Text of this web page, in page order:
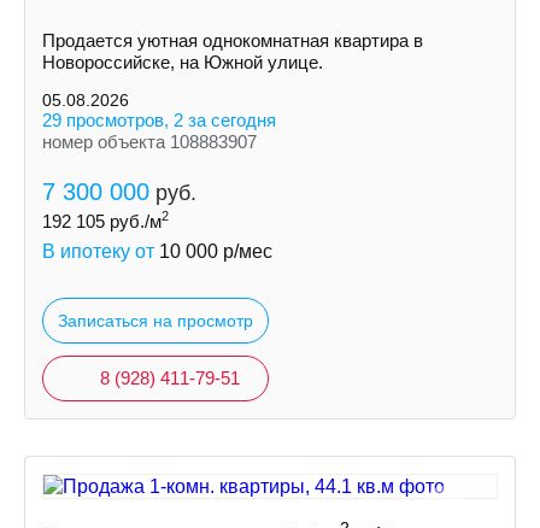
Продается уютная однокомнатная квартира в
Новороссийске, на Южной улице.
05.08.2026
29 просмотров, 2 за сегодня
номер объекта 108883907
7 300 000 руб.
192 105 руб./м2
В ипотеку от 10 000 р/мес
Записаться на просмотр
8 (928) 411-79-51